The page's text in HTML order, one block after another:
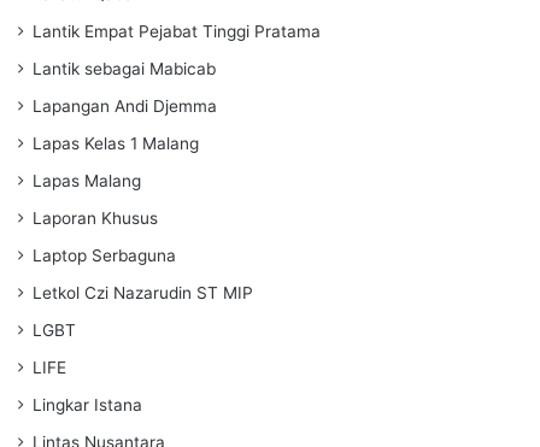
Lantik Empat Pejabat Tinggi Pratama
Lantik sebagai Mabicab
Lapangan Andi Djemma
Lapas Kelas 1 Malang
Lapas Malang
Laporan Khusus
Laptop Serbaguna
Letkol Czi Nazarudin ST MIP
LGBT
LIFE
Lingkar Istana
Lintas Nusantara